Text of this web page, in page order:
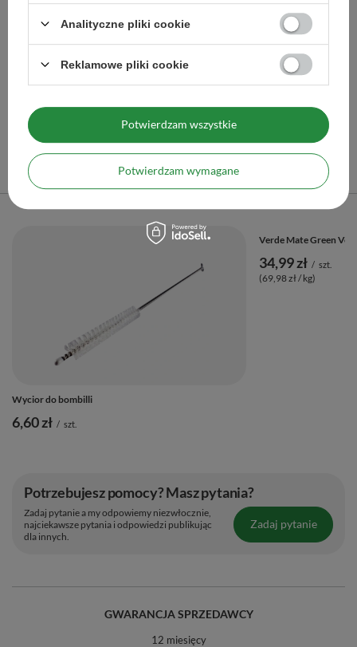
46,90 zł / zestaw
Polecane
Poprzedni z tej kategorii Następny z tej kategorii
Wycior do bombilli
6,60 zł / szt.
Verde Mate Green
34,99 zł / szt.
(69,98 zł / kg)
Potrzebujesz pomocy? Masz pytania?
Zadaj pytanie a my odpowiemy niezwłocznie,
najciekawsze pytania i odpowiedzi publikując
dla innych.
Zadaj pytanie
GWARANCJA SPRZEDAWCY
12 miesięcy
Analityczne pliki cookie
Reklamowe pliki cookie
Potwierdzam wymagane
Potwierdzam wszystkie